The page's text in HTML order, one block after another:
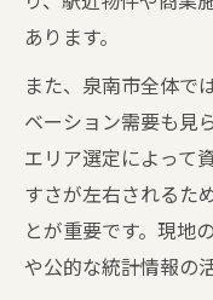
あります。
また、泉南市全体で
ベーション需要も見
エリア選定によって
すさが左右されるた
とが重要です。現地
や公的な統計情報の